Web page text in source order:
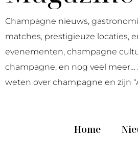
Champagne nieuws,
matches, prestigieuze locaties,
evenementen, champagne
champagne, en nog veel meer…
weten over champagne en zijn
Home